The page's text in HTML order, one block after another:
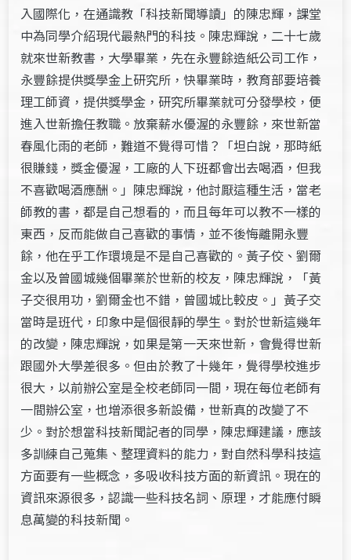
入國際化，在通識教「科技新聞導讀」的陳忠輝，課堂
中為同學介紹現代最熱門的科技。陳忠輝說，二十七歲
就來世新教書，大學畢業，先在永豐餘造紙公司工作，
永豐餘提供獎學金上研究所，快畢業時，教育部要培養
理工師資，提供獎學金，研究所畢業就可分發學校，便
進入世新擔任教職。放棄薪水優渥的永豐餘，來世新當
春風化雨的老師，難道不覺得可惜？「坦白說，那時紙
很賺錢，獎金優渥，工廠的人下班都會出去喝酒，但我
不喜歡喝酒應酬。」陳忠輝說，他討厭這種生活，當老
師教的書，都是自己想看的，而且每年可以教不一樣的
東西，反而能做自己喜歡的事情，並不後悔離開永豐
餘，他在乎工作環境是不是自己喜歡的。黃子佼、劉爾
金以及曾國城幾個畢業於世新的校友，陳忠輝說，「黃
子交很用功，劉爾金也不錯，曾國城比較皮。」黃子交
當時是班代，印象中是個很靜的學生。對於世新這幾年
的改變，陳忠輝說，如果是第一天來世新，會覺得世新
跟國外大學差很多。但由於教了十幾年，覺得學校進步
很大，以前辦公室是全校老師同一間，現在每位老師有
一間辦公室，也增添很多新設備，世新真的改變了不
少。對於想當科技新聞記者的同學，陳忠輝建議，應該
多訓練自己蒐集、整理資料的能力，對自然科學科技這
方面要有一些概念，多吸收科技方面的新資訊。現在的
資訊來源很多，認識一些科技名詞、原理，才能應付瞬
息萬變的科技新聞。